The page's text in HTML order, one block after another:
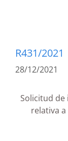
R431/2021
28/12/2021
Solicitud
relativa